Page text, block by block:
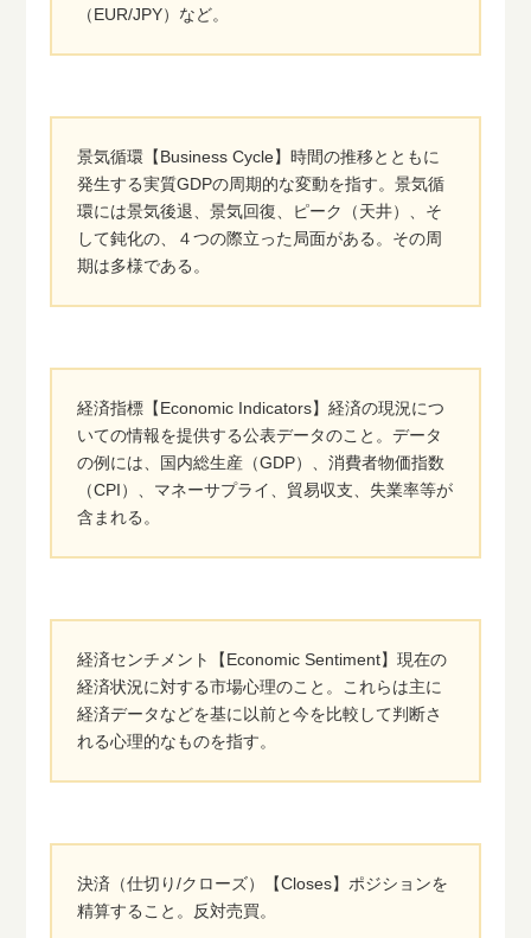
（EUR/JPY）など。
景気循環【Business Cycle】時間の推移とともに
発生する実質GDPの周期的な変動を指す。景気循
環には景気後退、景気回復、ピーク（天井）、そ
して鈍化の、４つの際立った局面がある。その周
期は多様である。
経済指標【Economic Indicators】経済の現況につ
いての情報を提供する公表データのこと。データ
の例には、国内総生産（GDP）、消費者物価指数
（CPI）、マネーサプライ、貿易収支、失業率等が
含まれる。
経済センチメント【Economic Sentiment】現在の
経済状況に対する市場心理のこと。これらは主に
経済データなどを基に以前と今を比較して判断さ
れる心理的なものを指す。
決済（仕切り/クローズ）【Closes】ポジションを
精算すること。反対売買。